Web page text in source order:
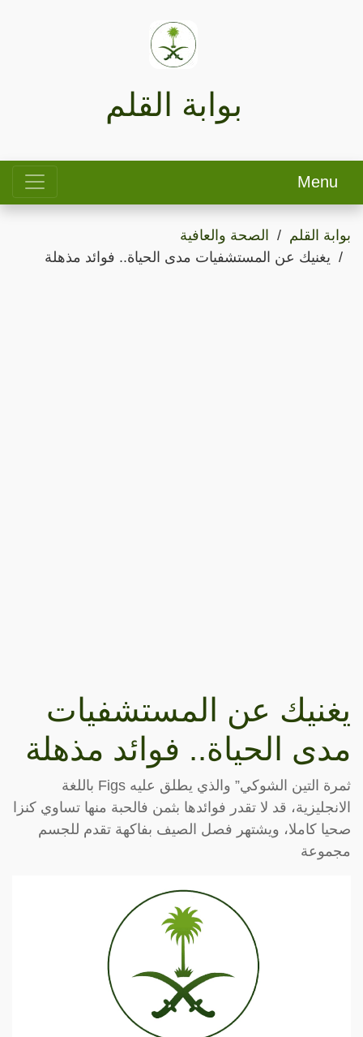
بوابة القلم
Menu
بوابة القلم
الصحة والعافية
يغنيك عن المستشفيات مدى الحياة.. فوائد مذهلة
يغنيك عن المستشفيات
مدى الحياة.. فوائد مذهلة
ثمرة التين الشوكي” والذي يطلق عليه Figs باللغة
الانجليزية، قد لا تقدر فوائدها بثمن فالحبة منها تساوي كنزا
صحيا كاملا، ويشتهر فصل الصيف بفاكهة تقدم للجسم
مجموعة